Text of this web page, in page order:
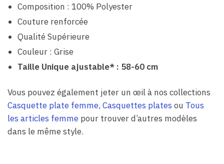
Composition : 100% Polyester
Couture renforcée
Qualité Supérieure
Couleur : Grise
Taille Unique ajustable* : 58-60 cm
Vous pouvez également jeter un œil à nos collections
Casquette plate femme, Casquettes plates ou Tous
les articles femme pour trouver d’autres modèles
dans le même style.